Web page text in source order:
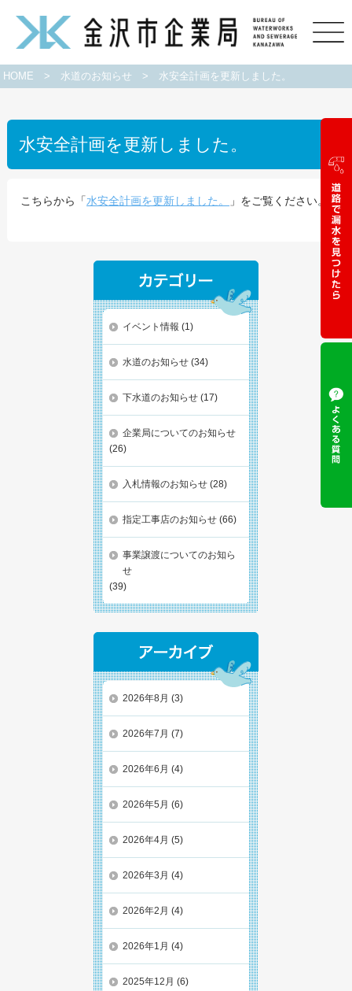
HOME > 水道のお知らせ > 水安全計画を更新しました。
水安全計画を更新しました。
こちらから「水安全計画を更新しました。 」をご覧ください。
イベント情報 (1)
水道のお知らせ (34)
下水道のお知らせ (17)
企業局についてのお知らせ
(26)
入札情報のお知らせ (28)
指定工事店のお知らせ (66)
事業譲渡についてのお知ら
せ
(39)
2026年8月 (3)
2026年7月 (7)
2026年6月 (4)
2026年5月 (6)
2026年4月 (5)
2026年3月 (4)
2026年2月 (4)
2026年1月 (4)
2025年12月 (6)